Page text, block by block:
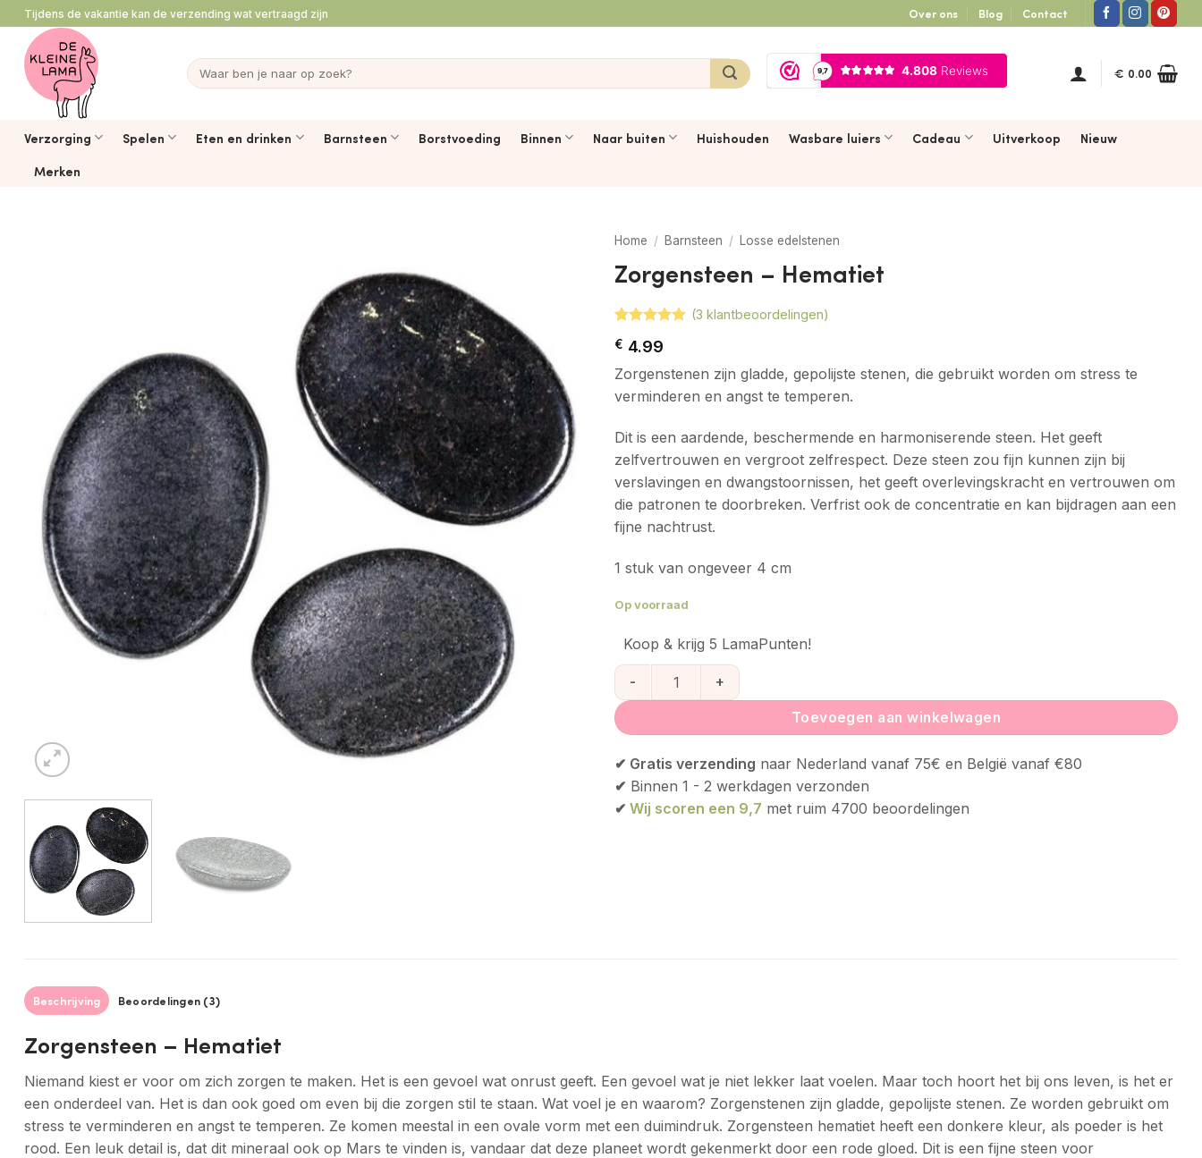
naar
inhoud
Tijdens de vakantie kan de verzending wat vertraagd zijn Over ons Blog Contact
Zoeken
naar:
€ 0.00
Verzorging Spelen Eten en drinken Barnsteen Borstvoeding Binnen Naar buiten Huishouden Wasbare luiers Cadeau Uitverkoop
Nieuw
Merken
Home / Barnsteen / Losse edelstenen
Zorgensteen – Hematiet
Gewaardeerd
5op 5
op
3
klant
waarderingen
(3 klantbeoordelingen)
€ 4.99
Zorgenstenen zijn gladde, gepolijste stenen, die gebruikt worden om stress te
verminderen en angst te temperen.
Dit is een aardende, beschermende en harmoniserende steen. Het geeft
zelfvertrouwen en vergroot zelfrespect. Deze steen zou fijn kunnen zijn bij
verslavingen en dwangstoornissen, het geeft overlevingskracht en vertrouwen om
die patronen te doorbreken. Verfrist ook de concentratie en kan bijdragen aan een
fijne nachtrust.
1 stuk van ongeveer 4 cm
Op voorraad
Koop & krijg 5 LamaPunten!
Zorgensteen - Hematiet aantal
Toevoegen aan winkelwagen
✔ Gratis verzending naar Nederland vanaf 75€ en België vanaf €80
✔ Binnen 1 - 2 werkdagen verzonden
✔ Wij scoren een 9,7 met ruim 4700 beoordelingen
Beschrijving Beoordelingen (3)
Zorgensteen – Hematiet
Niemand kiest er voor om zich zorgen te maken. Het is een gevoel wat onrust geeft. Een gevoel wat je niet lekker laat voelen. Maar toch hoort het bij ons leven, is het er
een onderdeel van. Het is dan ook goed om even bij die zorgen stil te staan. Wat voel je en waarom? Zorgenstenen zijn gladde, gepolijste stenen. Ze worden gebruikt om
stress te verminderen en angst te temperen. Ze komen meestal in een ovale vorm met een duimindruk. Zorgensteen hematiet heeft een donkere kleur, als poeder is het
rood. Een leuk detail is, dat dit mineraal ook op Mars te vinden is, vandaar dat deze planeet wordt gekenmerkt door een rode gloed. Dit is een fijne steen voor